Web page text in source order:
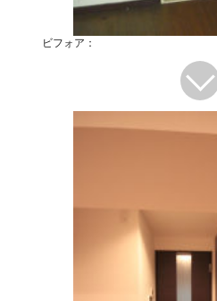
ビフォア：